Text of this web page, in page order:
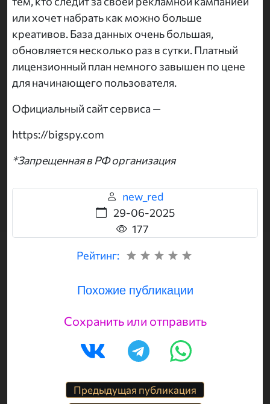
или хочет набрать как можно больше
креативов. База данных очень большая,
обновляется несколько раз в сутки. Платный
лицензионный план немного завышен по цене
для начинающего пользователя.
Официальный сайт сервиса —
https://bigspy.com
*Запрещенная в РФ организация
new_red
29-06-2025
177
Рейтинг:
Похожие публикации
Сохранить или отправить
Предыдущая публикация